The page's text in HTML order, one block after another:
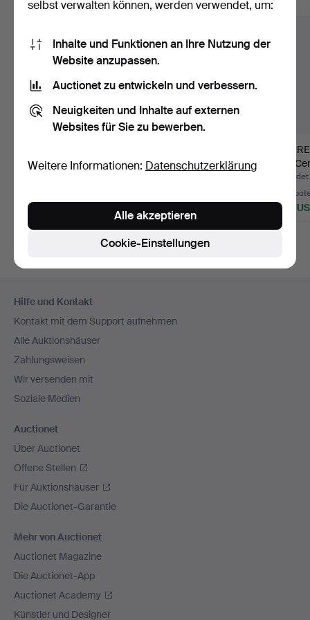
HR, Certina 14 K Gold.
521 USD
ARMBANDUHR,
HR,
4
844
Navigation
Hilfe und Kontakt
Kontakt mit dem Support aufnehmen
Alle Auktionshäuser
Zahlungsweisen
Wir versenden mit
Soziale Medien
Auctionet
Über Auctionet
Offene Stellen
Für Auktionshäuser
Die Auctionet-Garantie
Mehr von Auctionet
Auctionet Magazine
Die Auctionet-App
Auctionet Academy
Künstler und Designer
selbst verwalten können, werden verwendet, um:
Inhalte und Funktionen an Ihre Nutzung der
Website anzupassen.
Auctionet zu entwickeln und verbessern.
Neuigkeiten und Inhalte auf externen
Websites für Sie zu bewerben.
Weitere Informationen: Datenschutzerklärung
Cookie-Einstellungen
Alle akzeptieren